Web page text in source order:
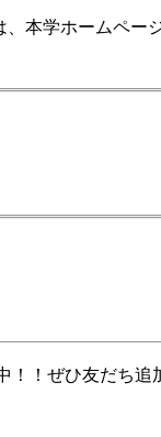
本学ホームペー
！！ぜひ友だち追